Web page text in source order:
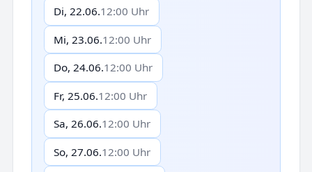
Di, 22.06.12:00 Uhr
Mi, 23.06.12:00 Uhr
Do, 24.06.12:00 Uhr
Fr, 25.06.12:00 Uhr
Sa, 26.06.12:00 Uhr
So, 27.06.12:00 Uhr